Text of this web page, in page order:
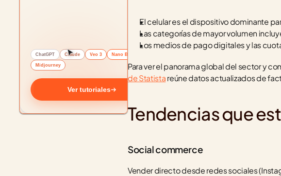
ChatGPT Claude Veo 3 Nano Banana
Midjourney
Ver tutoriales
El celular es el dispositivo dominante
Las categorías de mayor volumen
Los medios de pago digitales y las
Para ver el panorama global del sector y
de Statista reúne datos actualizados de
Tendencias que
Social commerce
Vender directo desde redes sociales